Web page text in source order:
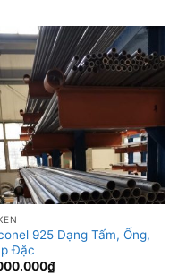
925 Dạng Tấm, Ống,
Đặc
₫